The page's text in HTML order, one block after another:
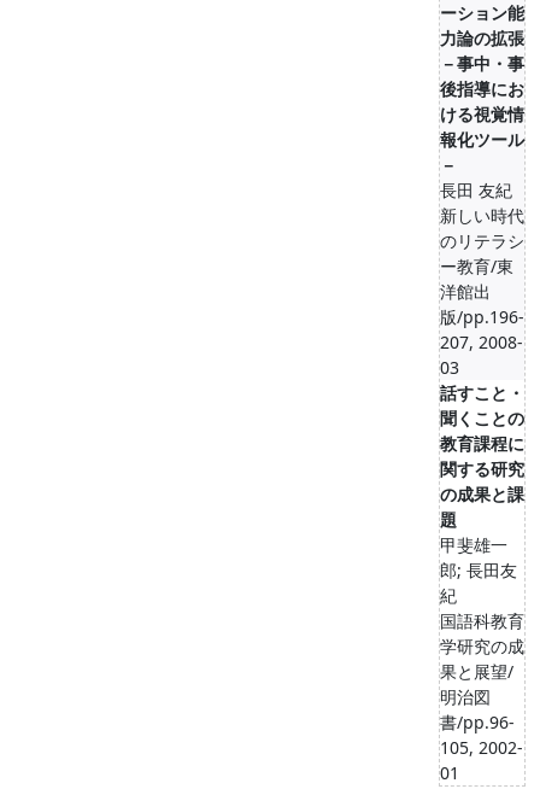
ーション能
力論の拡張
－事中・事
後指導にお
ける視覚情
報化ツール
－
長田 友紀
新しい時代
のリテラシ
ー教育/東
洋館出
版/pp.196-
207, 2008-
03
話すこと・
聞くことの
教育課程に
関する研究
の成果と課
題
甲斐雄一
郎; 長田友
紀
国語科教育
学研究の成
果と展望/
明治図
書/pp.96-
105, 2002-
01